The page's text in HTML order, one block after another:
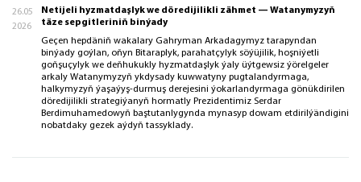
26.05
2026
Netijeli hyzmatdaşlyk we döredijilikli zähmet — Watanymyzyň
täze sepgitleriniň binýady
Geçen hepdäniň wakalary Gahryman Arkadagymyz tarapyndan
binýady goýlan, oňyn Bitaraplyk, parahatçylyk söýüjilik, hoşniýetli
goňşuçylyk we deňhukukly hyzmatdaşlyk ýaly üýtgewsiz ýörelgeler
arkaly Watanymyzyň ykdysady kuwwatyny pugtalandyrmaga,
halkymyzyň ýaşaýyş-durmuş derejesini ýokarlandyrmaga gönükdirilen
döredijilikli strategiýanyň hormatly Prezidentimiz Serdar
Berdimuhamedowyň baştutanlygynda mynasyp dowam etdirilýändigini
nobatdaky gezek aýdyň tassyklady.